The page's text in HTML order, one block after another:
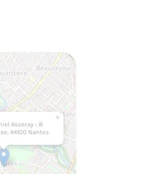
Asseray - 8
44100 Nantes
×